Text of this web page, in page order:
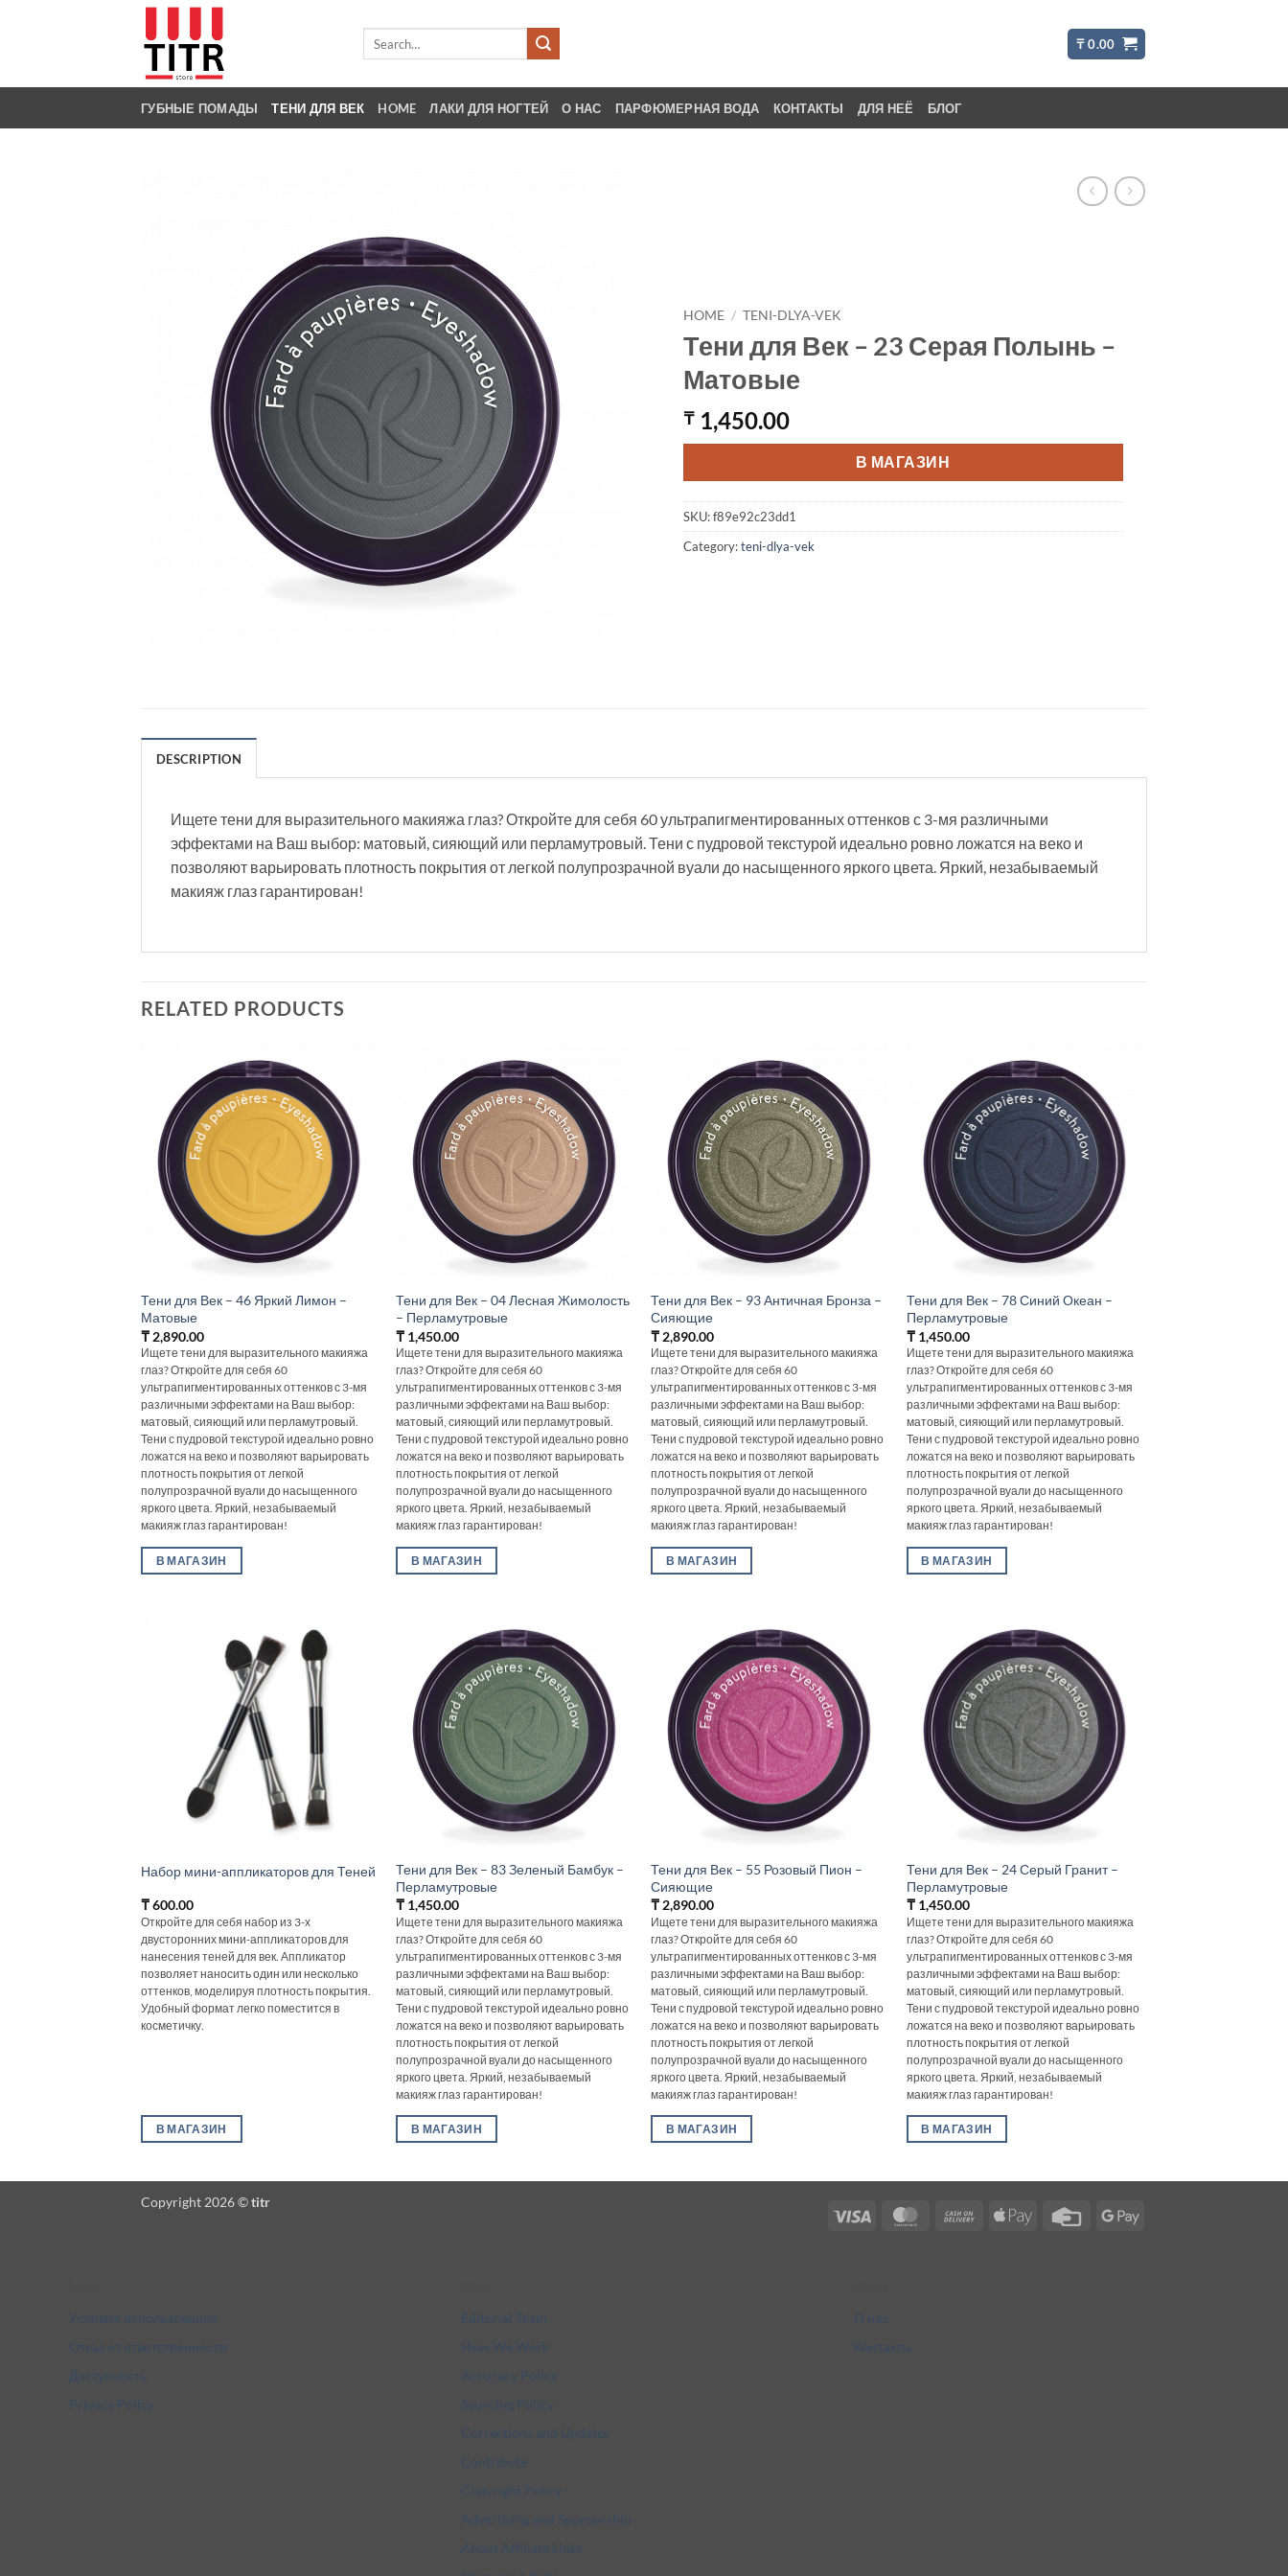
₸0.00
ГУБНЫЕ ПОМАДЫ ТЕНИ ДЛЯ ВЕК HOME ЛАКИ ДЛЯ НОГТЕЙ О НАС ПАРФЮМЕРНАЯ ВОДА КОНТАКТЫ ДЛЯ НЕЁ БЛОГ
HOME / TENI-DLYA-VEK
Тени для Век – 23 Серая Полынь –
Матовые
₸1,450.00
В МАГАЗИН
SKU:f89e92c23dd1
Category:teni-dlya-vek
DESCRIPTION
Ищете тени для выразительного макияжа глаз? Откройте для себя 60 ультрапигментированных оттенков с 3-мя различными
эффектами на Ваш выбор: матовый, сияющий или перламутровый. Тени с пудровой текстурой идеально ровно ложатся на веко и
позволяют варьировать плотность покрытия от легкой полупрозрачной вуали до насыщенного яркого цвета. Яркий, незабываемый
макияж глаз гарантирован!
RELATED PRODUCTS
Тени для Век – 46 Яркий Лимон –
Матовые
₸2,890.00
Ищете тени для выразительного макияжа
глаз? Откройте для себя 60
ультрапигментированных оттенков с 3-мя
различными эффектами на Ваш выбор:
матовый, сияющий или перламутровый.
Тени с пудровой текстурой идеально ровно
ложатся на веко и позволяют варьировать
плотность покрытия от легкой
полупрозрачной вуали до насыщенного
яркого цвета. Яркий, незабываемый
макияж глаз гарантирован!
В МАГАЗИН
Тени для Век – 04 Лесная Жимолость
– Перламутровые
₸ 1,450.00
Ищете тени для выразительного макияжа
глаз? Откройте для себя 60
ультрапигментированных оттенков с 3-мя
различными эффектами на Ваш выбор:
матовый, сияющий или перламутровый.
Тени с пудровой текстурой идеально ровно
ложатся на веко и позволяют варьировать
плотность покрытия от легкой
полупрозрачной вуали до насыщенного
яркого цвета. Яркий, незабываемый
макияж глаз гарантирован!
В МАГАЗИН
Тени для Век – 93 Античная Бронза –
Сияющие
₸ 2,890.00
Ищете тени для выразительного макияжа
глаз? Откройте для себя 60
ультрапигментированных оттенков с 3-мя
различными эффектами на Ваш выбор:
матовый, сияющий или перламутровый.
Тени с пудровой текстурой идеально ровно
ложатся на веко и позволяют варьировать
плотность покрытия от легкой
полупрозрачной вуали до насыщенного
яркого цвета. Яркий, незабываемый
макияж глаз гарантирован!
В МАГАЗИН
Тени для Век – 78 Синий Океан –
Перламутровые
₸1,450.00
Ищете тени для выразительного макияжа
глаз? Откройте для себя 60
ультрапигментированных оттенков с 3-мя
различными эффектами на Ваш выбор:
матовый, сияющий или перламутровый.
Тени с пудровой текстурой идеально ровно
ложатся на веко и позволяют варьировать
плотность покрытия от легкой
полупрозрачной вуали до насыщенного
яркого цвета. Яркий, незабываемый
макияж глаз гарантирован!
В МАГАЗИН
Набор мини-аппликаторов для Теней
₸600.00
Откройте для себя набор из 3-х
двусторонних мини-аппликаторов для
нанесения теней для век. Аппликатор
позволяет наносить один или несколько
оттенков, моделируя плотность покрытия.
Удобный формат легко поместится в
косметичку.
В МАГАЗИН
Тени для Век – 83 Зеленый Бамбук –
Перламутровые
₸ 1,450.00
Ищете тени для выразительного макияжа
глаз? Откройте для себя 60
ультрапигментированных оттенков с 3-мя
различными эффектами на Ваш выбор:
матовый, сияющий или перламутровый.
Тени с пудровой текстурой идеально ровно
ложатся на веко и позволяют варьировать
плотность покрытия от легкой
полупрозрачной вуали до насыщенного
яркого цвета. Яркий, незабываемый
макияж глаз гарантирован!
В МАГАЗИН
Тени для Век – 55 Розовый Пион –
Сияющие
₸2,890.00
Ищете тени для выразительного макияжа
глаз? Откройте для себя 60
ультрапигментированных оттенков с 3-мя
различными эффектами на Ваш выбор:
матовый, сияющий или перламутровый.
Тени с пудровой текстурой идеально ровно
ложатся на веко и позволяют варьировать
плотность покрытия от легкой
полупрозрачной вуали до насыщенного
яркого цвета. Яркий, незабываемый
макияж глаз гарантирован!
В МАГАЗИН
Тени для Век – 24 Серый Гранит –
Перламутровые
₸1,450.00
Ищете тени для выразительного макияжа
глаз? Откройте для себя 60
ультрапигментированных оттенков с 3-мя
различными эффектами на Ваш выбор:
матовый, сияющий или перламутровый.
Тени с пудровой текстурой идеально ровно
ложатся на веко и позволяют варьировать
плотность покрытия от легкой
полупрозрачной вуали до насыщенного
яркого цвета. Яркий, незабываемый
макияж глаз гарантирован!
В МАГАЗИН
Visa MasterCardCash
Apple
Credit
Google
Copyright 2026 ©titr
Условия использования
Отказ от ответственности
Доступность
Privacy Policy
Editorial Team
How We Work
Accuracy Policy
Sourcing Policy
Corrections and Updates
Contribute
Copyright Policy
Advertising and Sponsorship
About Affiliate Links
О нас
Контакты